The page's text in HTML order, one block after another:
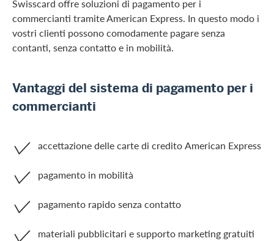
Swisscard offre soluzioni di pagamento per i
commercianti tramite American Express. In questo modo i
vostri clienti possono comodamente pagare senza
contanti, senza contatto e in mobilità.
Vantaggi del sistema di pagamento per i
commercianti
accettazione delle carte di credito American Express
pagamento in mobilità
pagamento rapido senza contatto
materiali pubblicitari e supporto marketing gratuiti